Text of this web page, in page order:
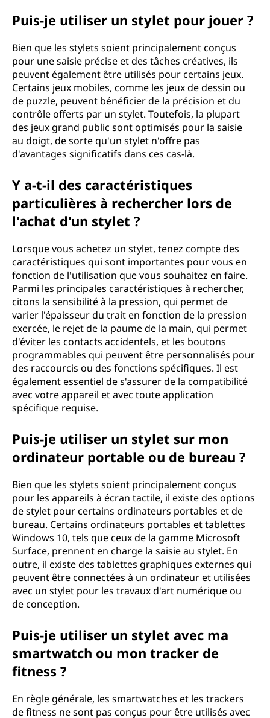
Puis-je utiliser un stylet pour jouer ?
Bien que les stylets soient principalement conçus
pour une saisie précise et des tâches créatives, ils
peuvent également être utilisés pour certains jeux.
Certains jeux mobiles, comme les jeux de dessin ou
de puzzle, peuvent bénéficier de la précision et du
contrôle offerts par un stylet. Toutefois, la plupart
des jeux grand public sont optimisés pour la saisie
au doigt, de sorte qu'un stylet n'offre pas
d'avantages significatifs dans ces cas-là.
Y a-t-il des caractéristiques
particulières à rechercher lors de
l'achat d'un stylet ?
Lorsque vous achetez un stylet, tenez compte des
caractéristiques qui sont importantes pour vous en
fonction de l'utilisation que vous souhaitez en faire.
Parmi les principales caractéristiques à rechercher,
citons la sensibilité à la pression, qui permet de
varier l'épaisseur du trait en fonction de la pression
exercée, le rejet de la paume de la main, qui permet
d'éviter les contacts accidentels, et les boutons
programmables qui peuvent être personnalisés pour
des raccourcis ou des fonctions spécifiques. Il est
également essentiel de s'assurer de la compatibilité
avec votre appareil et avec toute application
spécifique requise.
Puis-je utiliser un stylet sur mon
ordinateur portable ou de bureau ?
Bien que les stylets soient principalement conçus
pour les appareils à écran tactile, il existe des options
de stylet pour certains ordinateurs portables et de
bureau. Certains ordinateurs portables et tablettes
Windows 10, tels que ceux de la gamme Microsoft
Surface, prennent en charge la saisie au stylet. En
outre, il existe des tablettes graphiques externes qui
peuvent être connectées à un ordinateur et utilisées
avec un stylet pour les travaux d'art numérique ou
de conception.
Puis-je utiliser un stylet avec ma
smartwatch ou mon tracker de
fitness ?
En règle générale, les smartwatches et les trackers
de fitness ne sont pas conçus pour être utilisés avec